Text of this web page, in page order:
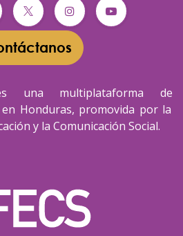
una multiplataforma de
Honduras, promovida por la
y la Comunicación Social.